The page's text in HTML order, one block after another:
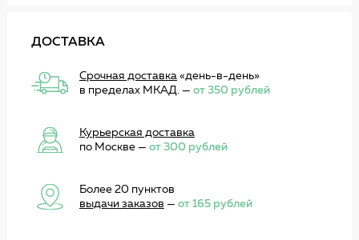
ДОСТАВКА
Срочная доставка«день-в-день»
в пределах МКАД. — от 350 рублей
Курьерская доставка
по Москве — от 300 рублей
Более 20 пунктов
выдачи заказов — от 165 рублей